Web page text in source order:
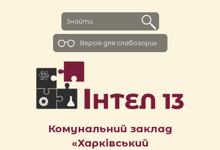
Комунальний заклад
«Харківський
Версiя для слабозорих